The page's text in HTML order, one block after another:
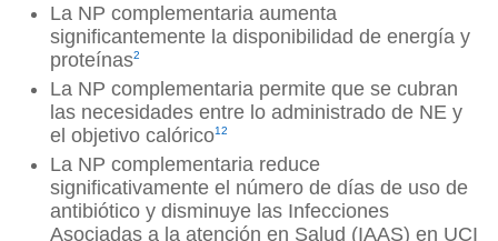
La NP complementaria aumenta
significantemente la disponibilidad de energía y
proteínas2
La NP complementaria permite que se cubran
las necesidades entre lo administrado de NE y
el objetivo calórico12
La NP complementaria reduce
significativamente el número de días de uso de
antibiótico y disminuye las Infecciones
Asociadas a la atención en Salud (IAAS) en UCI